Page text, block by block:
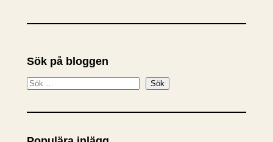
Sök på bloggen
S
k
Sök